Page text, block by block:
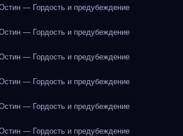
— Гордость и предубеждение
— Гордость и предубеждение
— Гордость и предубеждение
— Гордость и предубеждение
— Гордость и предубеждение
— Гордость и предубеждение